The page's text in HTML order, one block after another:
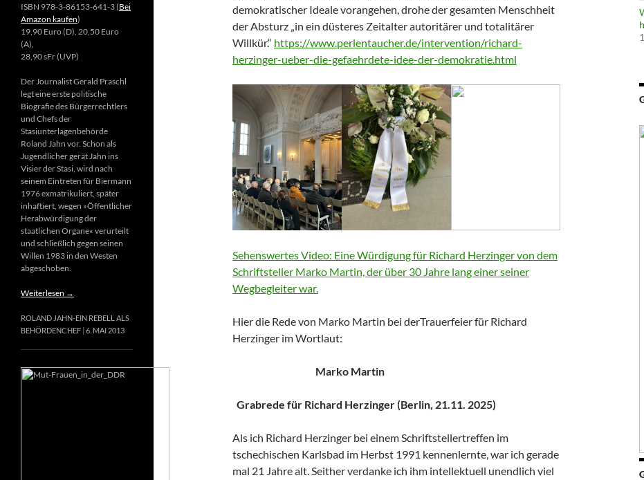
demokratischer Ideale vorangehen, drohe der gesamten Menschheit
der Absturz „in ein düsteres Zeitalter autoritärer und totalitärer
Willkür.“ https://www.perlentaucher.de/intervention/richard-
herzinger-ueber-die-gefaehrdete-idee-der-demokratie.html
Sehenswertes Video: Eine Würdigung für Richard Herzinger von dem
Schriftsteller Marko Martin, der über 30 Jahre lang einer seiner
Wegbegleiter war.
Hier die Rede von Marko Martin bei derTrauerfeier für Richard
Herzinger im Wortlaut:
Marko Martin
Grabrede für Richard Herzinger (Berlin, 21.11. 2025)
Als ich Richard Herzinger bei einem Schriftstellertreffen im
tschechischen Karlsbad im Herbst 1991 kennenlernte, war ich gerade
mal 21 Jahre alt. Seither verdanke ich ihm intellektuell unendlich viel
ISBN 978-3-86153-641-3 (Bei
Amazon kaufen)
19,90 Euro (D), 20,50 Euro
(A),
28,90 sFr (UVP)
Der Journalist Gerald Praschl
legt eine erste politische
Biografie des Bürgerrechtlers
und Chefs der
Stasiunterlagenbehörde
Roland Jahn vor. Schon als
Jugendlicher gerät Jahn ins
Visier der Stasi, wird nach
seinem Eintreten für Biermann
1976 exmatrikuliert, später
inhaftiert, wegen »Öffentlicher
Herabwürdigung der
staatlichen Organe« verurteilt
und schließlich gegen seinen
Willen 1983 in den Westen
abgeschoben.
Weiterlesen →
ROLAND JAHN-EIN REBELL ALS
BEHÖRDENCHEF 6. MAI 2013